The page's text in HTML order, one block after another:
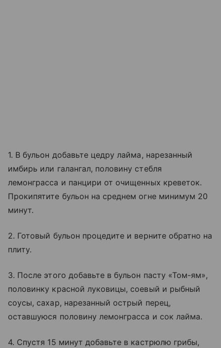
1. В бульон добавьте цедру лайма, нарезанный
имбирь или галангал, половину стебля
лемонграсса и панцири от очищенных креветок.
Прокипятите бульон на среднем огне минимум 20
минут.
2. Готовый бульон процедите и верните обратно на
плиту.
3. После этого добавьте в бульон пасту «Том-ям»,
половинку красной луковицы, соевый и рыбный
соусы, сахар, нарезанный острый перец,
оставшуюся половину лемонграсса и сок лайма.
4. Спустя 15 минут добавьте в кастрюлю грибы,